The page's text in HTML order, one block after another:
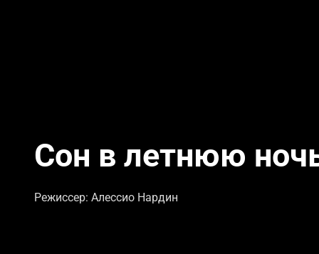
Сон в летнюю
Режиссер: Алессио Нардин